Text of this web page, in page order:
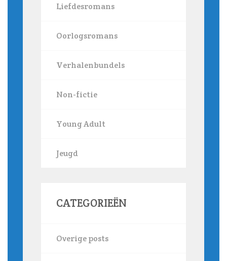
Liefdesromans
Oorlogsromans
Verhalenbundels
Non-fictie
Young Adult
Jeugd
CATEGORIEËN
Overige posts